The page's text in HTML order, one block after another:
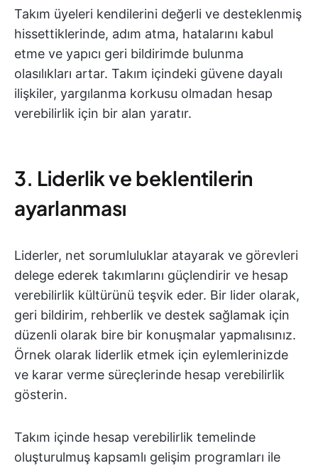
Takım üyeleri kendilerini değerli ve desteklenmiş
hissettiklerinde, adım atma, hatalarını kabul
etme ve yapıcı geri bildirimde bulunma
olasılıkları artar. Takım içindeki güvene dayalı
ilişkiler, yargılanma korkusu olmadan hesap
verebilirlik için bir alan yaratır.
3. Liderlik ve beklentilerin
ayarlanması
Liderler, net sorumluluklar atayarak ve görevleri
delege ederek takımlarını güçlendirir ve hesap
verebilirlik kültürünü teşvik eder. Bir lider olarak,
geri bildirim, rehberlik ve destek sağlamak için
düzenli olarak bire bir konuşmalar yapmalısınız.
Örnek olarak liderlik etmek için eylemlerinizde
ve karar verme süreçlerinde hesap verebilirlik
gösterin.
Takım içinde hesap verebilirlik temelinde
oluşturulmuş kapsamlı gelişim programları ile